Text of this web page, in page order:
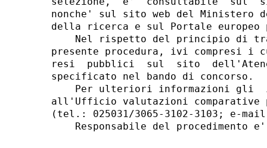
nonche' sul sito web del
della ricerca e sul Portale
Nel rispetto del principio di
presente procedura, ivi compresi i
resi  pubblici  sul  sito
specificato nel bando di concorso.
Per ulteriori informazioni gli
all'Ufficio valutazioni comparative
(tel.: 025031/3065-3102-3103; e-
Responsabile del procedimento